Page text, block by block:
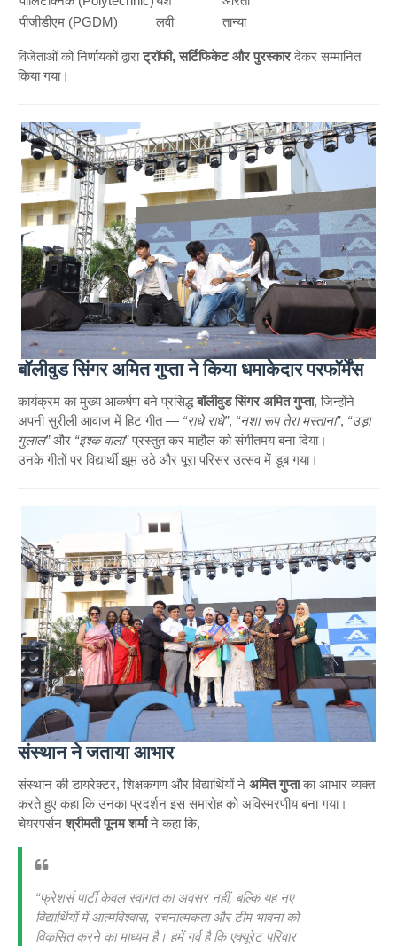
पीजीडीएम (PGDM)
लवी तान्या
विजेताओं को निर्णायकों द्वाराट्रॉफी, सर्टिफिकेट और पुरस्कारदेकर सम्मानित
किया गया।
बॉलीवुड सिंगर अमित गुप्ता ने किया धमाकेदार परफॉर्मेंस
कार्यक्रम का मुख्य आकर्षण बने प्रसिद्धबॉलीवुड सिंगर अमित गुप्ता, जिन्होंने
अपनी सुरीली आवाज़ में हिट गीत — “राधे राधे”, “नशा रूप तेरा मस्ताना”, “उड़ा
गुलाल”और “इश्क वाला”प्रस्तुत कर माहौल को संगीतमय बना दिया।
उनके गीतों पर विद्यार्थी झूम उठे और पूरा परिसर उत्सव में डूब गया।
संस्थान ने जताया आभार
संस्थान की डायरेक्टर, शिक्षकगण और विद्यार्थियों ने अमित गुप्ताका आभार व्यक्त
करते हुए कहा कि उनका प्रदर्शन इस समारोह को अविस्मरणीय बना गया।
चेयरपर्सन श्रीमती पूनम शर्माने कहा कि,
“फ्रेशर्स पार्टी केवल स्वागत का अवसर नहीं, बल्कि यह नए
विद्यार्थियों में आत्मविश्वास, रचनात्मकता और टीम भावना को
विकसित करने का माध्यम है। हमें गर्व है कि एक्यूरेट परिवार